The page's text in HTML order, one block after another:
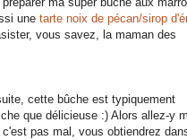
une tarte noix de pécan/sirop
vous savez, la maman des
cette bûche est typiquement
que délicieuse :) Alors allez-y
pas mal, vous obtiendrez